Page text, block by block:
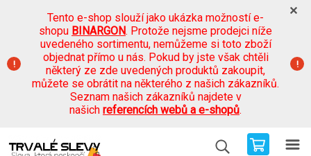
Tento e-shop slouží jako ukázka možností e-
shopu BINARGON. Protože nejsme prodejci níže
uvedeného sortimentu, nemůžeme si toto zboží
objednat přímo u nás. Pokud by jste však chtěli
některý ze zde uvedených produktů zakoupit,
můžete se obrátit na některého z našich zákazníků.
Seznam našich zákazníků najdete v
našich referencích webů a e-shopů.